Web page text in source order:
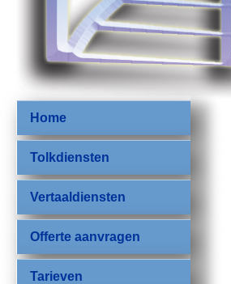
Home
Tolkdiensten
Vertaaldiensten
Offerte aanvragen
Tarieven